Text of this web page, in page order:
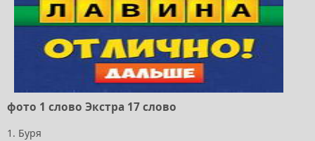
фото 1 слово Экстра 17 слово
1. Буря